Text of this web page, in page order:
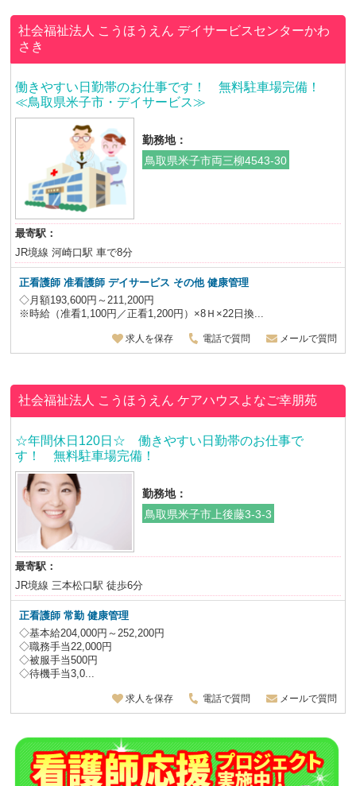
社会福祉法人 こうほうえん デイサービスセンターかわ
さき
働きやすい日勤帯のお仕事です！ 無料駐車場完備！
≪鳥取県米子市・デイサービス≫
勤務地：
鳥取県米子市両三柳4543-30
最寄駅：
JR境線 河崎口駅 車で8分
正看護師 准看護師 デイサービス その他 健康管理
◇月額193,600円～211,200円
※時給（准看1,100円／正看1,200円）×8Ｈ×22日換...
求人を保存 電話で質問 メールで質問
社会福祉法人 こうほうえんケアハウスよなご幸朋苑
☆年間休日120日☆ 働きやすい日勤帯のお仕事で
す！ 無料駐車場完備！
勤務地：
鳥取県米子市上後藤3-3-3
最寄駅：
JR境線 三本松口駅 徒歩6分
正看護師常勤 健康管理
◇基本給204,000円～252,200円
◇職務手当22,000円
◇被服手当500円
◇待機手当3,0...
求人を保存 電話で質問 メールで質問